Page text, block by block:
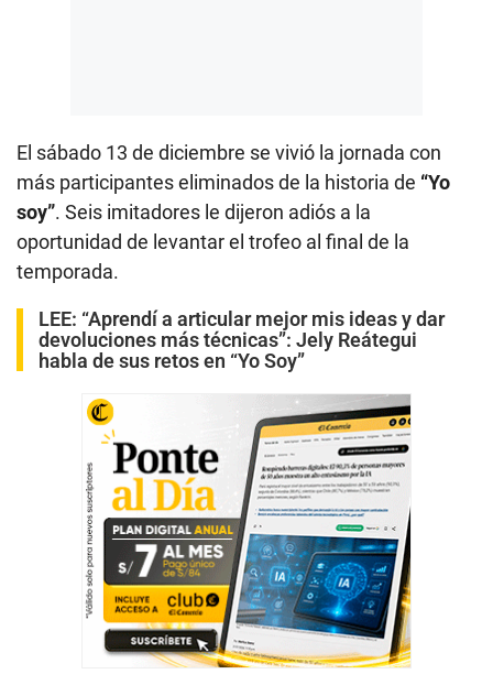
El sábado 13 de diciembre se vivió la jornada con
más participantes eliminados de la historia de “Yo
soy”. Seis imitadores le dijeron adiós a la
oportunidad de levantar el trofeo al final de la
temporada.
LEE: “Aprendí a articular mejor mis ideas y dar
devoluciones más técnicas”: Jely Reátegui
habla de sus retos en “Yo Soy”